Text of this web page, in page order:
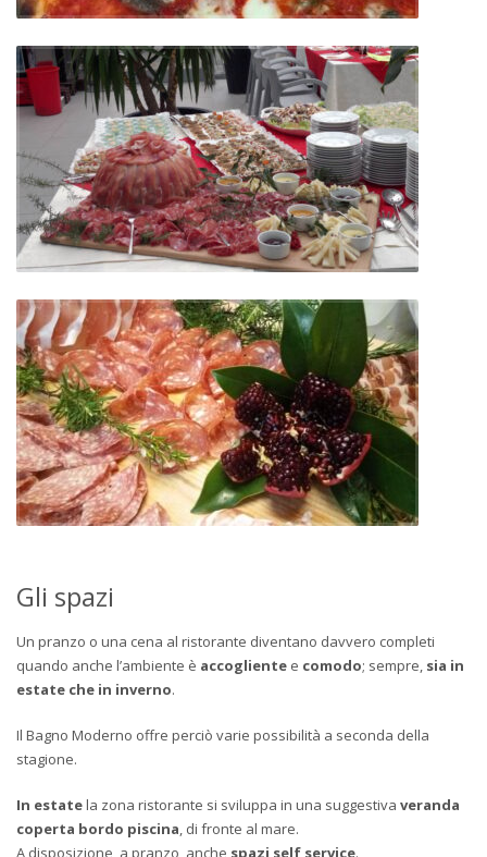
Gli spazi
Un pranzo o una cena al ristorante diventano davvero completi
quando anche l’ambiente è accogliente e comodo; sempre, sia in
estate che in inverno.
Il Bagno Moderno offre perciò varie possibilità a seconda della
stagione.
In estatela zona ristorante si sviluppa in una suggestiva veranda
coperta bordo piscina , di fronte al mare.
A disposizione, a pranzo, anche spazi self service.